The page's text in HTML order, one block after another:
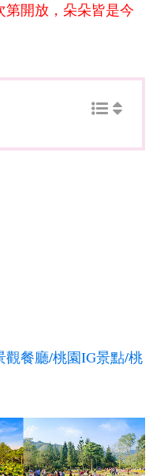
開放，朵朵皆是今
觀餐廳/桃園IG景點/桃